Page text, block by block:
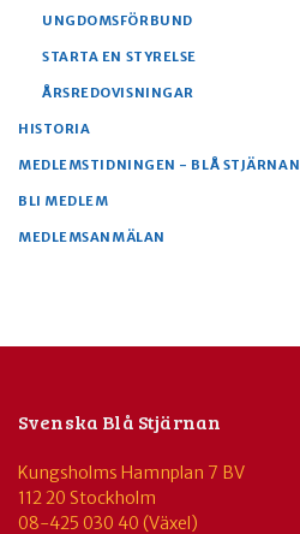
UNGDOMSFÖRBUND
STARTA EN STYRELSE
ÅRSREDOVISNINGAR
HISTORIA
MEDLEMSTIDNINGEN - BLÅ STJÄRNAN
BLI MEDLEM
MEDLEMSANMÄLAN
Svenska Blå Stjärnan
Kungsholms Hamnplan 7 BV
112 20 Stockholm
08-425 030 40 (Växel)